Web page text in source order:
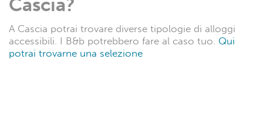
Cascia?
A Cascia potrai trovare diverse tipologie di alloggi
accessibili. I B&b potrebbero fare al caso tuo. Qui
potrai trovarne una selezione